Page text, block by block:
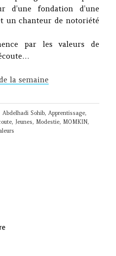
d’une fondation d’une
un chanteur de notoriété
par les valeurs de
la semaine
Tags
Abdelhadi Sohib, Apprentissage,
, Jeunes, Modestie, MOMKIN,